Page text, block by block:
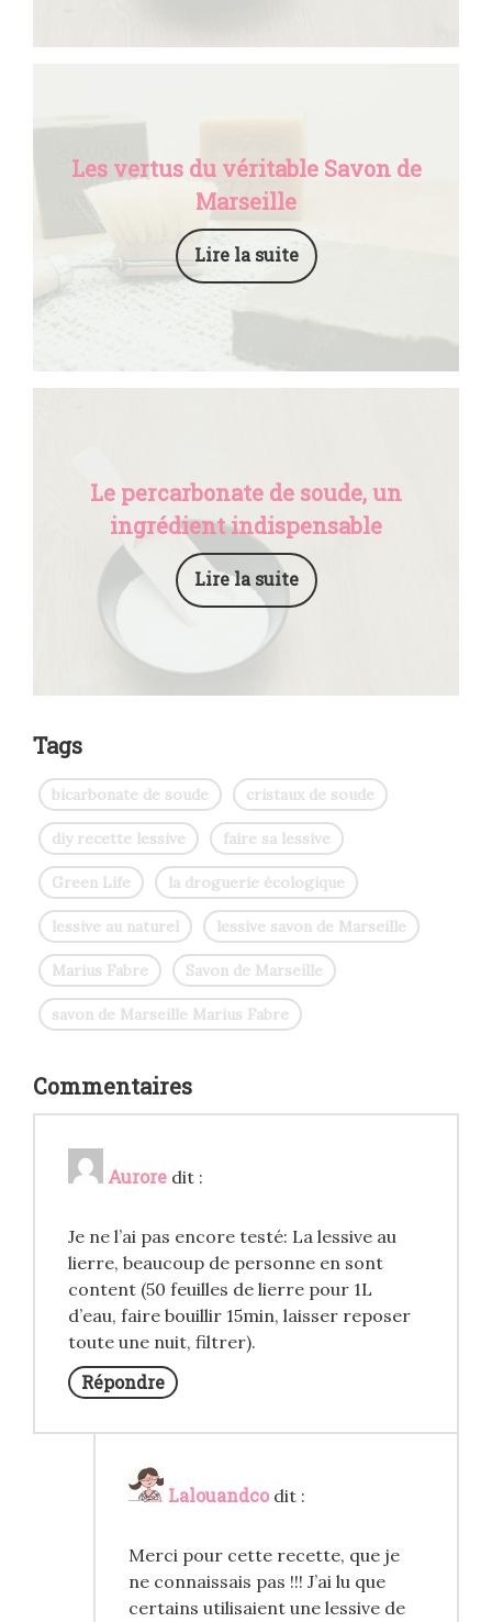
Les vertus du véritable Savon de
Marseille
Lire la suite
Le percarbonate de soude, un
ingrédient indispensable
Lire la suite
Tags
bicarbonate de soude cristaux de soude
diy recette lessive faire sa lessive
Green Life la droguerie écologique
lessive au naturel lessive savon de Marseille
Marius Fabre Savon de Marseille
savon de Marseille Marius Fabre
Commentaires
Aurore dit :
Je ne l’ai pas encore testé: La lessive au
lierre, beaucoup de personne en sont
content (50 feuilles de lierre pour 1L
d’eau, faire bouillir 15min, laisser reposer
toute une nuit, filtrer).
Répondre
Lalouandco dit :
Merci pour cette recette, que je
ne connaissais pas !!! J’ai lu que
certains utilisaient une lessive de